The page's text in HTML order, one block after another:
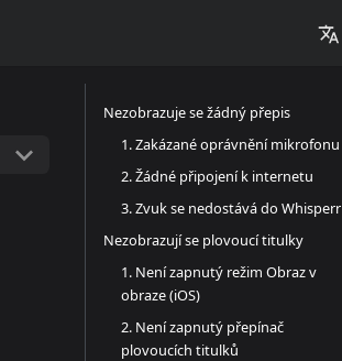
Nezobrazuje se žádný přepis
1. Zakázané oprávnění mikrofonu
2. Žádné připojení k internetu
3. Zvuk se nedostává do Whisperr
Nezobrazují se plovoucí titulky
1. Není zapnutý režim Obraz v
obraze (iOS)
2. Není zapnutý přepínač
plovoucích titulků